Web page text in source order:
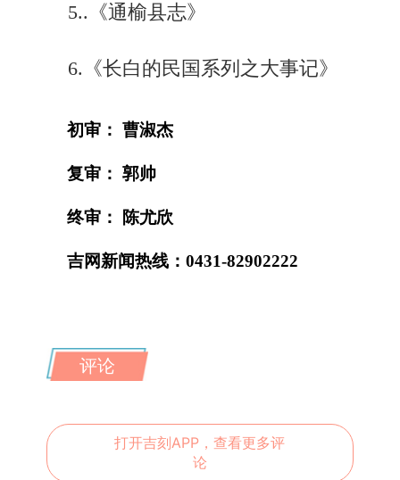
5..《通榆县志》
6.《长白的民国系列之大事记》
初审： 曹淑杰
复审： 郭帅
终审： 陈尤欣
吉网新闻热线：0431-82902222
评论
打开吉刻APP，查看更多评
论